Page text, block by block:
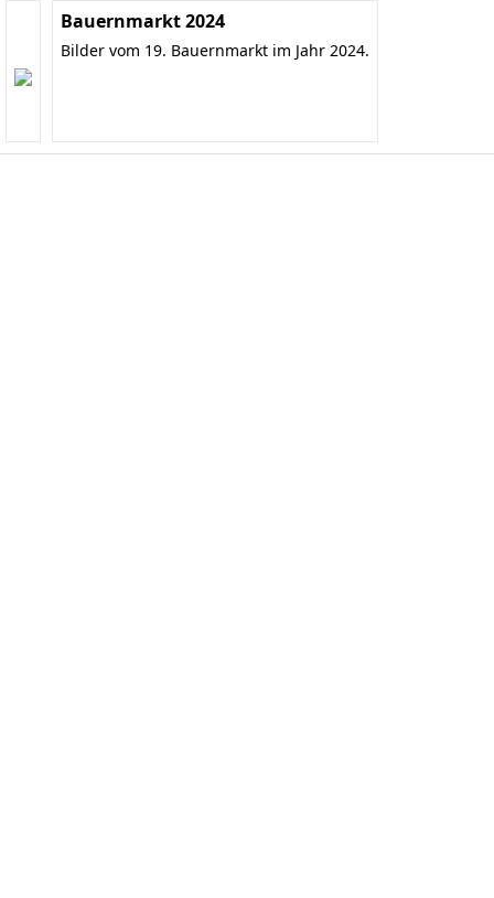
Bauernmarkt 2024
Bilder vom 19. Bauernmarkt im Jahr 2024.